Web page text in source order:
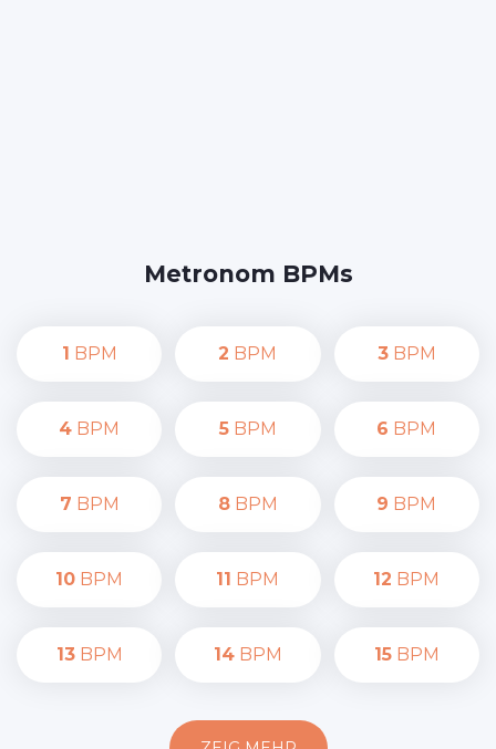
Metronom BPMs
1 BPM 2 BPM 3BPM
4 BPM 5BPM 6 BPM
7 BPM 8BPM 9 BPM
10 BPM 11 BPM 12 BPM
13BPM 14BPM 15BPM